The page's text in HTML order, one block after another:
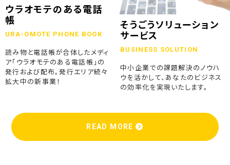
ウラオモテのある電話
帳
URA-OMOTE PHONE BOOK
読み物と電話帳が合体したメディ
ア「ウラオモテのある電話帳」の
発行および配布。発行エリア続々
拡大中の新事業！
そうごうソリューション
サービス
BUSINESS SOLUTION
中小企業での課題解決のノウハ
ウを活かして、あなたのビジネス
の効率化を実現いたします。
READ MORE